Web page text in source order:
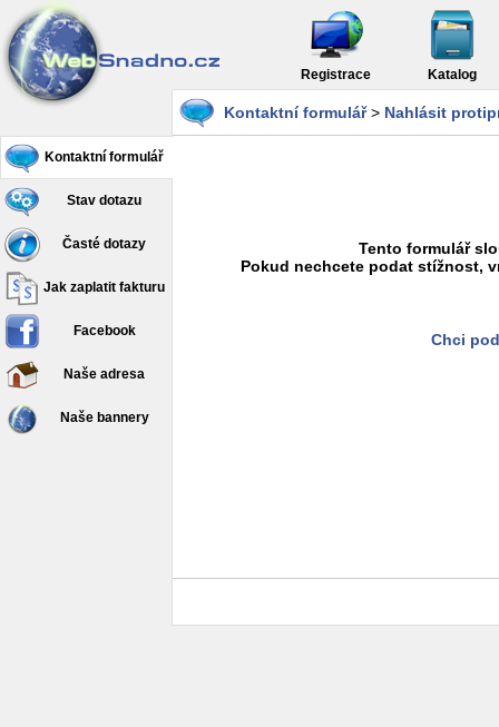
Registrace Katalog
Kontaktní formulář
Stav dotazu
Časté dotazy
Jak zaplatit fakturu
Facebook
Naše adresa
Naše bannery
Kontaktní formulář> Nahlásit
Tento formulář
Pokud nechcete podat stížnost,
Chci